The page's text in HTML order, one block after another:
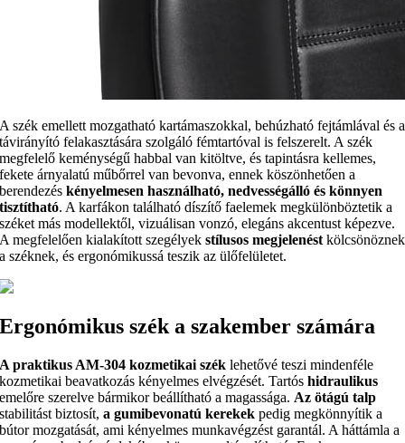
A szék emellett mozgatható kartámaszokkal, behúzható fejtámlával és a
távirányító felakasztására szolgáló fémtartóval is felszerelt. A szék
megfelelő keménységű habbal van kitöltve, és tapintásra kellemes,
fekete árnyalatú műbőrrel van bevonva, ennek köszönhetően a
berendezéskényelmesen használható, nedvességálló és könnyen
tisztítható. A karfákon található díszítő faelemek megkülönböztetik a
széket más modellektől, vizuálisan vonzó, elegáns akcentust képezve.
A megfelelően kialakított szegélyekstílusos megjelenést kölcsönöznek
a széknek, és ergonómikussá teszik az ülőfelületet.
Ergonómikus szék a szakember számára
A praktikus AM-304 kozmetikai szék lehetővé teszi mindenféle
kozmetikai beavatkozás kényelmes elvégzését. Tartóshidraulikus
emelőre szerelve bármikor beállítható a magassága. Az ötágú talp
stabilitást biztosít,a gumibevonatú kerekek pedig megkönnyítik a
bútor mozgatását, ami kényelmes munkavégzést garantál. A háttámla a